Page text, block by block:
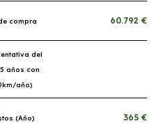
compra 60.792 €
del
años con
año)
(Año) 365 €